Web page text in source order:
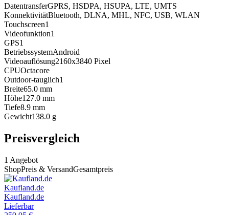
DatentransferGPRS, HSDPA, HSUPA, LTE, UMTS
KonnektivitätBluetooth, DLNA, MHL, NFC, USB, WLAN
Touchscreen1
Videofunktion1
GPS1
BetriebssystemAndroid
Videoauflösung2160x3840 Pixel
CPUOctacore
Outdoor-tauglich1
Breite65.0 mm
Höhe127.0 mm
Tiefe8.9 mm
Gewicht138.0 g
Preisvergleich
1 Angebot
ShopPreis & VersandGesamtpreis
Kaufland.de
Kaufland.de
Lieferbar